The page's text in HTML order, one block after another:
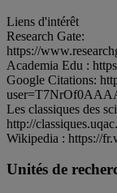
Liens d'intérêt
Research Gate:
https://
Academia Edu :
Google Citations:
Les classiques des
http://
Wikipedia : https://
Unités de